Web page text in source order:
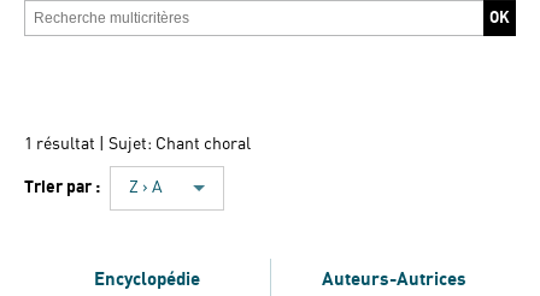
1 résultat | Sujet: Chant choral
Trier par : Z › A
Encyclopédie Auteurs-Autrices